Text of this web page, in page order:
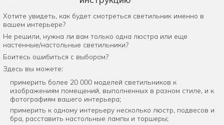
Хотите увидеть, как будет смотреться светильник именно в
вашем интерьере?
Не решили, нужна ли вам только одна люстра или еще
настенные/настольные светильники?
Боитесь ошибиться с выбором?
Здесь вы можете:
примерить более 20 000 моделей светильников к
изображениям помещений, выполненных в разном стиле, и к
фотографиям вашего интерьера;
примерить к одному интерьеру несколько люстр, подвесов и
бра, расставить настольные лампы и торшеры;